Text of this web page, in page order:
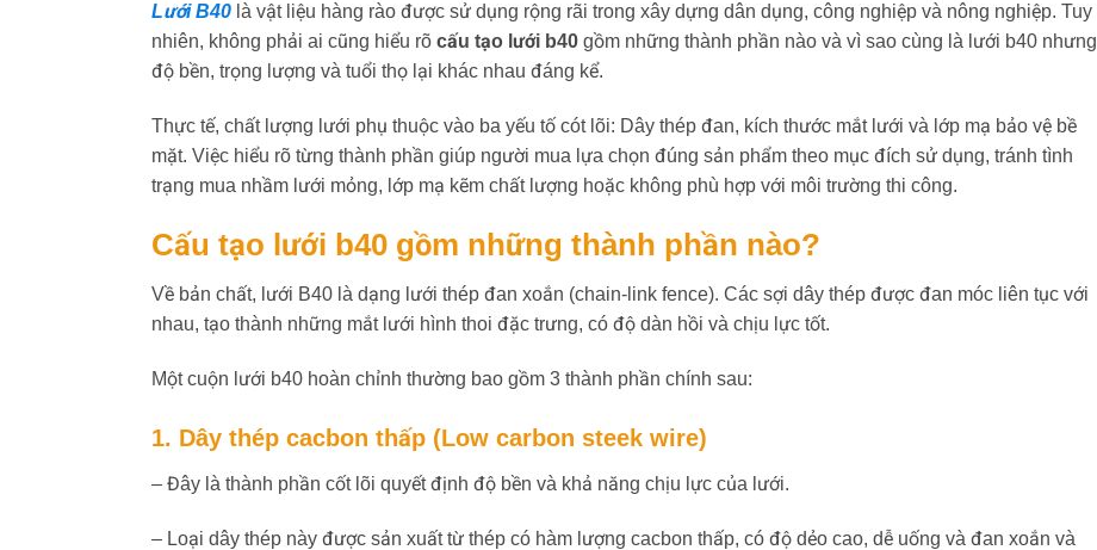
Lưới B40 là vật liệu hàng rào được sử dụng rộng rãi trong xây dựng dân dụng, công nghiệp và nông nghiệp. Tuy
nhiên, không phải ai cũng hiểu rõ cấu tạo lưới b40 gồm những thành phần nào và vì sao cùng là lưới b40 nhưng
độ bền, trọng lượng và tuổi thọ lại khác nhau đáng kể.
Thực tế, chất lượng lưới phụ thuộc vào ba yếu tố cót lõi: Dây thép đan, kích thước mắt lưới và lớp mạ bảo vệ bề
mặt. Việc hiểu rõ từng thành phần giúp người mua lựa chọn đúng sản phẩm theo mục đích sử dụng, tránh tình
trạng mua nhầm lưới mỏng, lớp mạ kẽm chất lượng hoặc không phù hợp với môi trường thi công.
Cấu tạo lưới b40 gồm những thành phần nào?
Về bản chất, lưới B40 là dạng lưới thép đan xoắn (chain-link fence). Các sợi dây thép được đan móc liên tục với
nhau, tạo thành những mắt lưới hình thoi đặc trưng, có độ dàn hồi và chịu lực tốt.
Một cuộn lưới b40 hoàn chỉnh thường bao gồm 3 thành phần chính sau:
1. Dây thép cacbon thấp (Low carbon steek wire)
– Đây là thành phần cốt lõi quyết định độ bền và khả năng chịu lực của lưới.
– Loại dây thép này được sản xuất từ thép có hàm lượng cacbon thấp, có độ dẻo cao, dễ uống và đan xoắn và